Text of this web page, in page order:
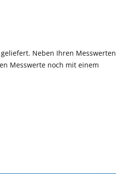
Neben Ihren Messwerten
Messwerte noch mit einem